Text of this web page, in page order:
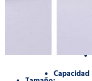
Capacidad